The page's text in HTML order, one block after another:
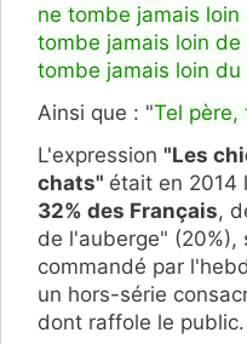
ne tombe jamais loin
tombe jamais loin de
tombe jamais loin du
Ainsi que : "Tel père,
L'expression "Les
chats" était en 2014
32% des Français,
de l'auberge" (20%),
commandé par
un hors-série
dont raffole le public.